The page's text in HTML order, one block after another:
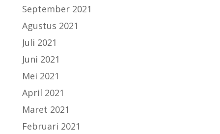
September 2021
Agustus 2021
Juli 2021
Juni 2021
Mei 2021
April 2021
Maret 2021
Februari 2021